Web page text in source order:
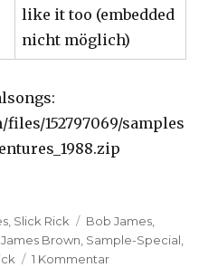
like it too (embedded
nicht möglich)
152797069/samples
Slick Rick Schlagwörter
Bob James
,James Brown Sample-Special
1 Kommentarzu